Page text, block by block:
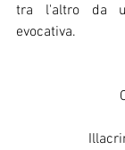
tra l'altro da
evocativa.